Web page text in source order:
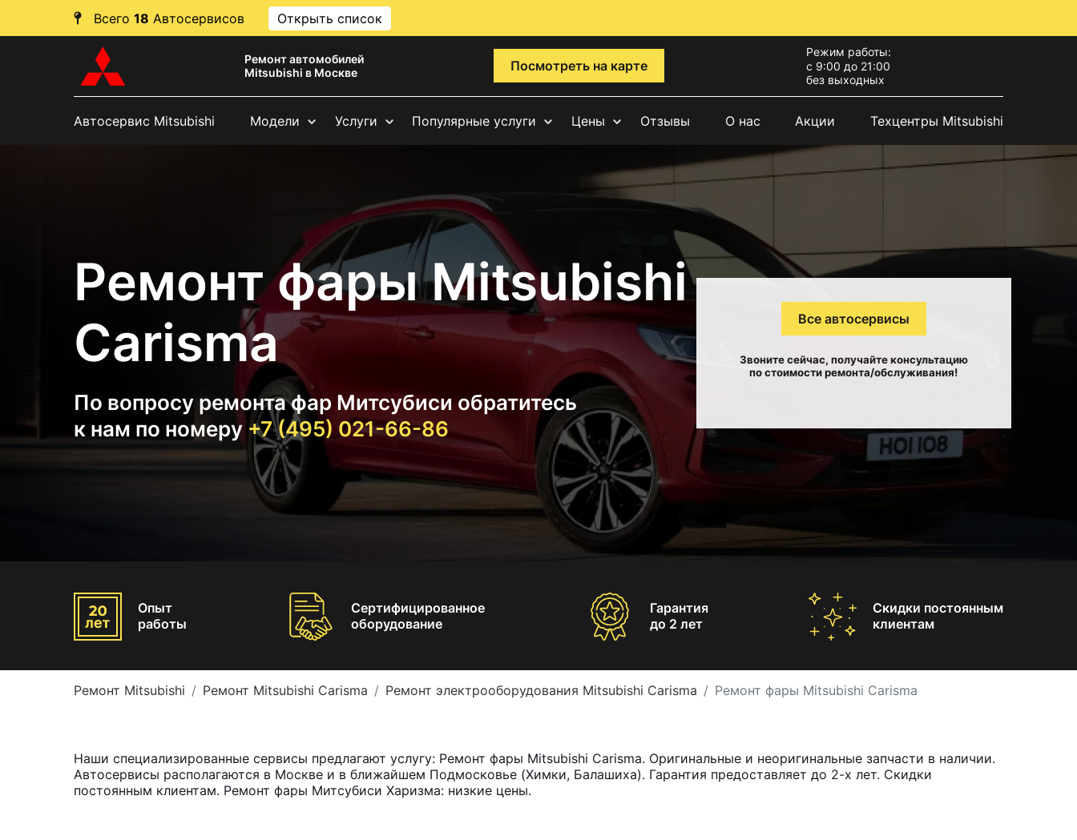
Всего 18 Автосервисов Открыть список
Ремонт автомобилей
Mitsubishi в Москве
Посмотреть на карте
Режим работы:
с 9:00 до 21:00
без выходных
Автосервис Mitsubishi Модели Услуги Популярные услуги Цены Отзывы О нас Акции Техцентры Mitsubishi
Ремонт фары Mitsubishi
Carisma
По вопросу ремонта фар Митсубиси обратитесь
к нам по номеру +7 (495) 021-66-86
Все автосервисы
Звоните сейчас, получайте консультацию
по стоимости ремонта/обслуживания!
Опыт
работы
Сертифицированное
оборудование
Гарантия
до 2 лет
Скидки постоянным
клиентам
Ремонт Mitsubishi Ремонт Mitsubishi Carisma Ремонт электрооборудования Mitsubishi Carisma Ремонт фары Mitsubishi Carisma
Наши специализированные сервисы предлагают услугу: Ремонт фары Mitsubishi Carisma. Оригинальные и неоригинальные запчасти в наличии.
Автосервисы располагаются в Москве и в ближайшем Подмосковье (Химки, Балашиха). Гарантия предоставляет до 2-х лет. Скидки
постоянным клиентам. Ремонт фары Митсубиси Харизма: низкие цены.